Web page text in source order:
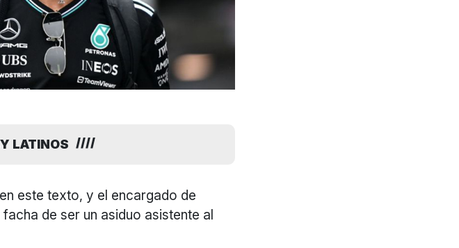
LATINOS
este texto, y el encargado de
de ser un asiduo asistente al